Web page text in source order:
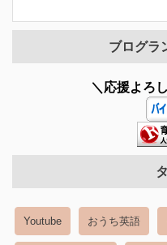
ブログラ
＼応援よろ
Youtube おうち英語